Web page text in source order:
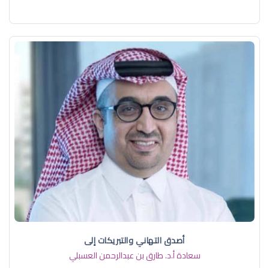
أصدق التهاني والتبريكات إلى
سعادة أ.د. ​طارق بن عبدالرحمن العسبلي